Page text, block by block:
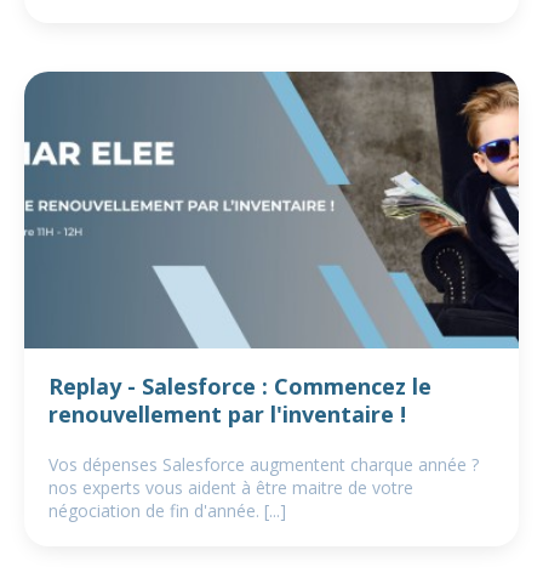
Replay - Salesforce : Commencez le
renouvellement par l'inventaire !
Vos dépenses Salesforce augmentent charque année ?
nos experts vous aident à être maitre de votre
négociation de fin d'année. [...]